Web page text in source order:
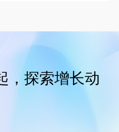
，探索增长动